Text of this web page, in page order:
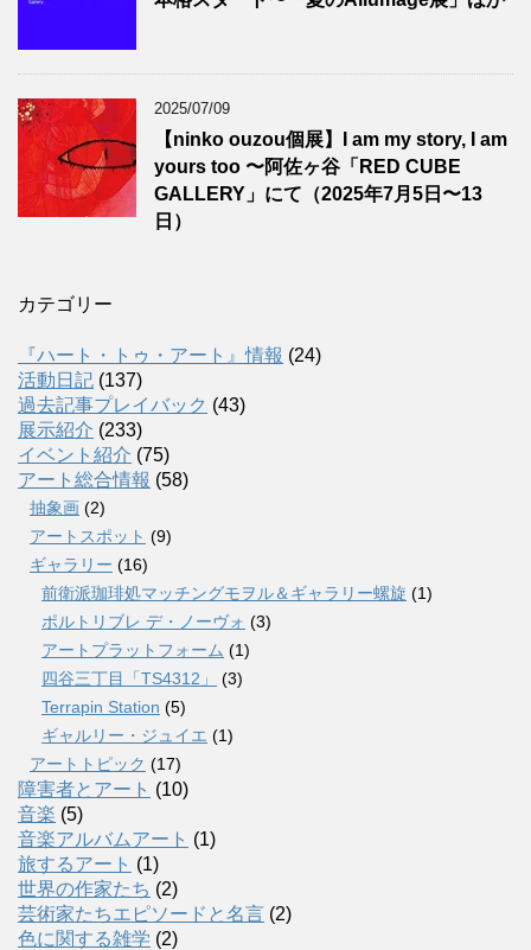
2025/07/09
【ninko ouzou個展】I am my story, I am
yours too 〜阿佐ヶ谷「RED CUBE
GALLERY」にて（2025年7月5日〜13
日）
カテゴリー
『ハート・トゥ・アート』情報 (24)
活動日記 (137)
過去記事プレイバック (43)
展示紹介 (233)
イベント紹介 (75)
アート総合情報 (58)
抽象画 (2)
アートスポット (9)
ギャラリー (16)
前衛派珈琲処マッチングモヲル＆ギャラリー螺旋 (1)
ポルトリブレ デ・ノーヴォ (3)
アートプラットフォーム (1)
四谷三丁目「TS4312」
(3)
Terrapin Station (5)
ギャルリー・ジュイエ (1)
アートトピック (17)
障害者とアート (10)
音楽 (5)
音楽アルバムアート (1)
旅するアート (1)
世界の作家たち (2)
芸術家たちエピソードと名言 (2)
色に関する雑学 (2)